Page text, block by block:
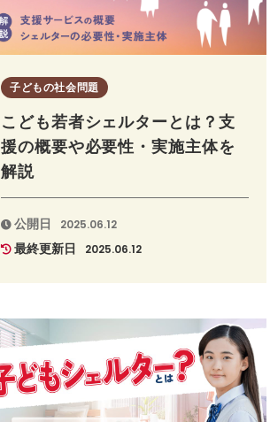
子どもの社会問題
こども若者シェルターとは？支
援の概要や必要性・実施主体を
解説
公開日 2025.06.12
最終更新日 2025.06.12